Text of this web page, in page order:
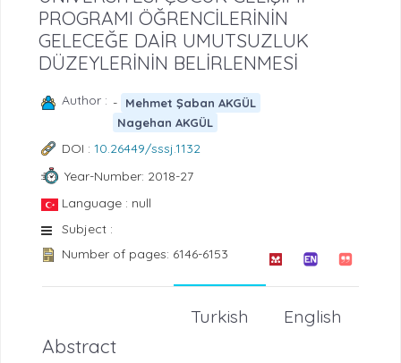
PROGRAMI ÖĞRENCİLERİNİN
GELECEĞE DAİR UMUTSUZLUK
DÜZEYLERİNİN BELİRLENMESİ
Author : -
Mehmet Şaban AKGÜL
Nagehan AKGÜL
DOI : 10.26449/sssj.1132
Year-Number: 2018-27
Language : null
Subject :
Number of pages: 6146-6153
English
Turkish
Abstract